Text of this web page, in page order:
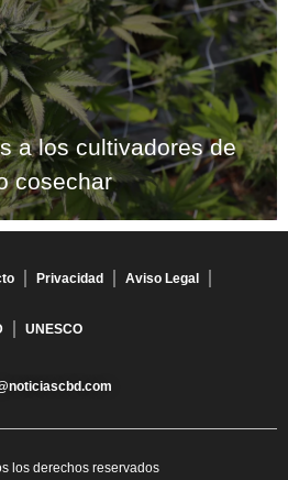
a los cultivadores de
cosechar
Privacidad Aviso Legal
UNESCO
los derechos reservados